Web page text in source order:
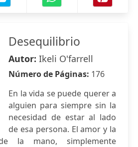
Desequilibrio
Autor: Ikeli O'farrell
Número de Páginas: 176
En la vida se puede querer a
alguien para siempre sin la
necesidad de estar al lado
de esa persona. El amor y la
la mano, simplemente